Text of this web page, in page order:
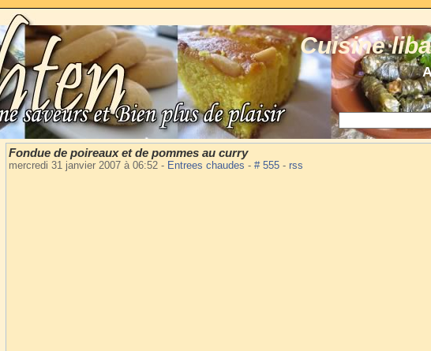
Cuisine
Fondue de poireaux et de pommes au curry
mercredi 31 janvier 2007 à 06:52 - Entrees chaudes - # 555 - rss